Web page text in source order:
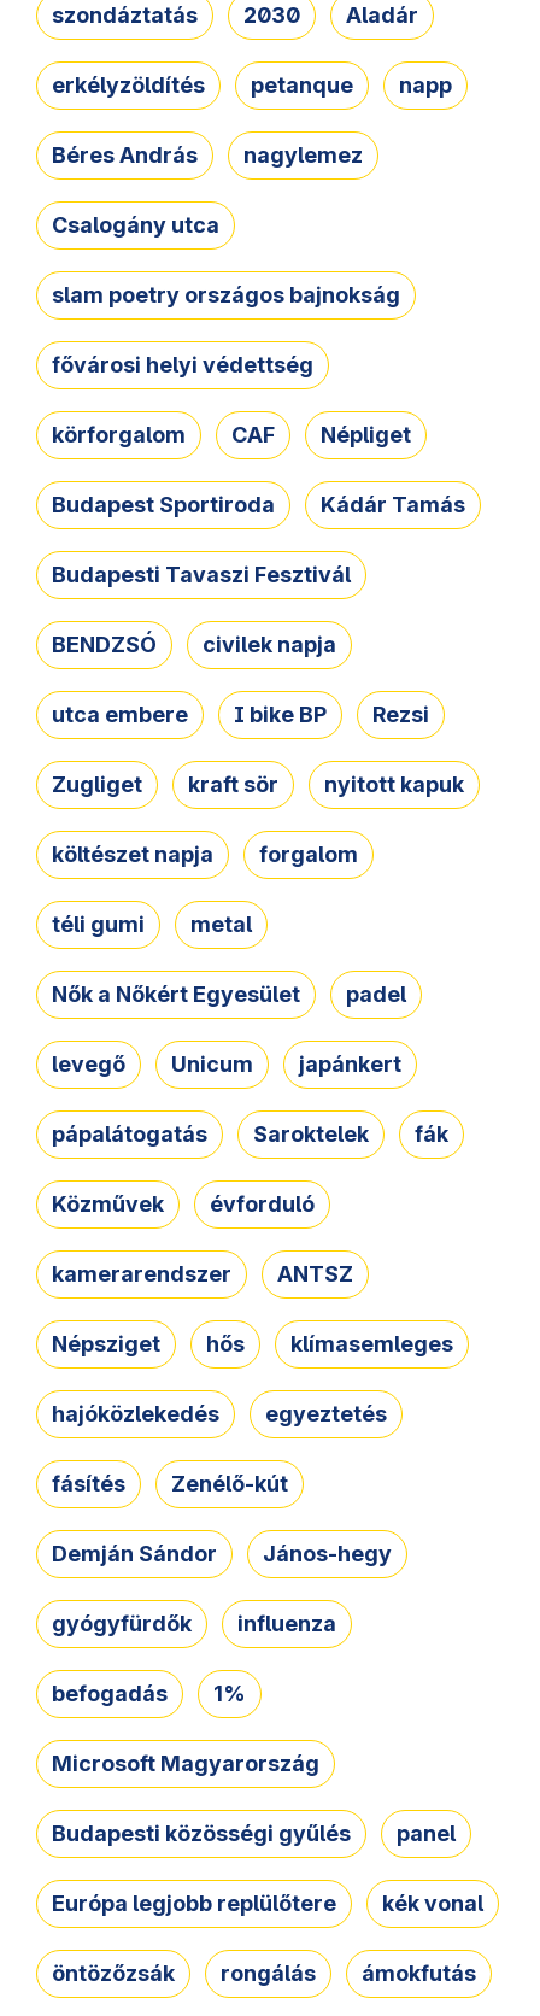
szondáztatás 2030 Aladár
erkélyzöldítés petanque napp
Béres András nagylemez
Csalogány utca
slam poetry országos bajnokság
fővárosi helyi védettség
körforgalom CAF Népliget
Budapest Sportiroda Kádár Tamás
Budapesti Tavaszi Fesztivál
BENDZSÓ civilek napja
utca embere I bike BP Rezsi
Zugliget kraft sör nyitott kapuk
költészet napja forgalom
téli gumi metal
Nők a Nőkért Egyesület padel
levegő Unicum japánkert
pápalátogatás Saroktelek fák
Közművek évforduló
kamerarendszer ANTSZ
Népsziget hős klímasemleges
hajóközlekedés egyeztetés
fásítés Zenélő-kút
Demján Sándor János-hegy
gyógyfürdők influenza
befogadás 1%
Microsoft Magyarország
Budapesti közösségi gyűlés panel
Európa legjobb replülőtere kék vonal
öntözőzsák rongálás ámokfutás